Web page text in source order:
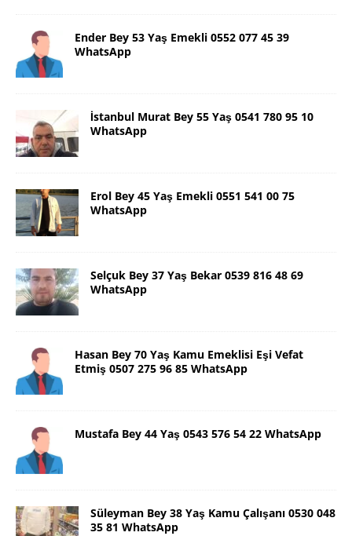
Ender Bey 53 Yaş Emekli 0552 077 45 39
WhatsApp
İstanbul Murat Bey 55 Yaş 0541 780 95 10
WhatsApp
Erol Bey 45 Yaş Emekli 0551 541 00 75
WhatsApp
Selçuk Bey 37 Yaş Bekar 0539 816 48 69
WhatsApp
Hasan Bey 70 Yaş Kamu Emeklisi Eşi Vefat
Etmiş 0507 275 96 85 WhatsApp
Mustafa Bey 44 Yaş 0543 576 54 22 WhatsApp
Süleyman Bey 38 Yaş Kamu Çalışanı 0530 048
35 81 WhatsApp